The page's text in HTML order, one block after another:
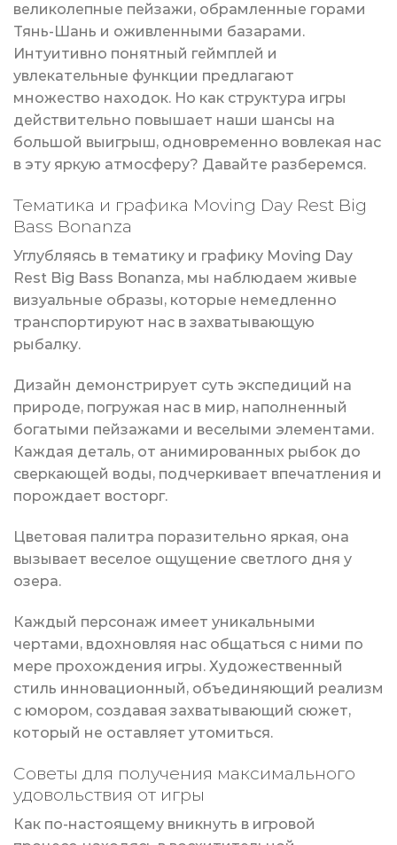
великолепные пейзажи, обрамленные горами
Тянь-Шань и оживленными базарами.
Интуитивно понятный геймплей и
увлекательные функции предлагают
множество находок. Но как структура игры
действительно повышает наши шансы на
большой выигрыш, одновременно вовлекая нас
в эту яркую атмосферу? Давайте разберемся.
Тематика и графика Moving Day Rest Big
Bass Bonanza
Углубляясь в тематику и графику Moving Day
Rest Big Bass Bonanza, мы наблюдаем живые
визуальные образы, которые немедленно
транспортируют нас в захватывающую
рыбалку.
Дизайн демонстрирует суть экспедиций на
природе, погружая нас в мир, наполненный
богатыми пейзажами и веселыми элементами.
Каждая деталь, от анимированных рыбок до
сверкающей воды, подчеркивает впечатления и
порождает восторг.
Цветовая палитра поразительно яркая, она
вызывает веселое ощущение светлого дня у
озера.
Каждый персонаж имеет уникальными
чертами, вдохновляя нас общаться с ними по
мере прохождения игры. Художественный
стиль инновационный, объединяющий реализм
с юмором, создавая захватывающий сюжет,
который не оставляет утомиться.
Советы для получения максимального
удовольствия от игры
Как по-настоящему вникнуть в игровой